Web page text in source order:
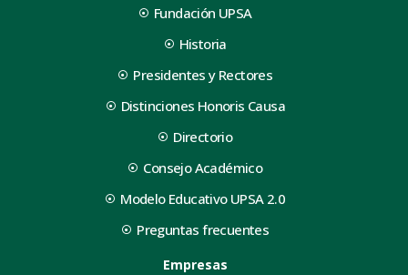
Fundación UPSA
Historia
Presidentes y Rectores
Distinciones Honoris Causa
Directorio
Consejo Académico
Modelo Educativo UPSA 2.0
Preguntas frecuentes
Empresas